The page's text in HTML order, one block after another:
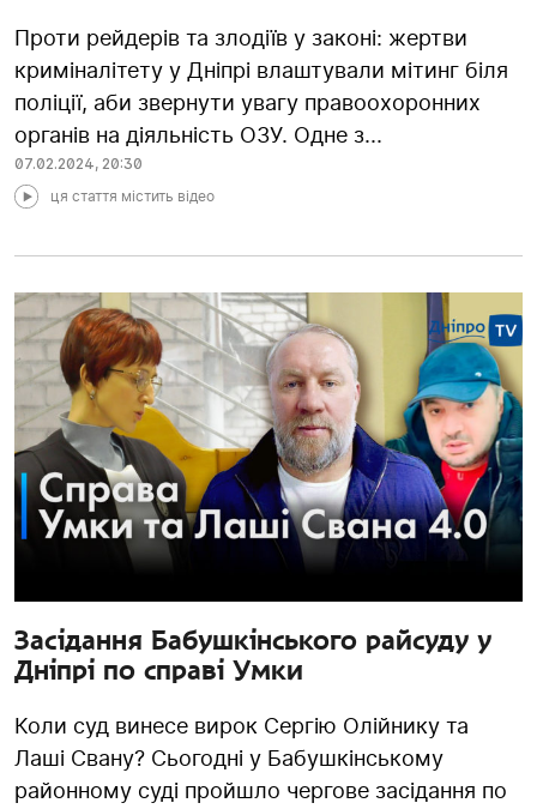
Проти рейдерів та злодіїв у законі: жертви
криміналітету у Дніпрі влаштували мітинг біля
поліції, аби звернути увагу правоохоронних
органів на діяльність ОЗУ. Одне з...
07.02.2024, 20:30
ця стаття містить відео
Засідання Бабушкінського райсуду у
Дніпрі по справі Умки
Коли суд винесе вирок Сергію Олійнику та
Лаші Свану? Сьогодні у Бабушкінському
районному суді пройшло чергове засідання по